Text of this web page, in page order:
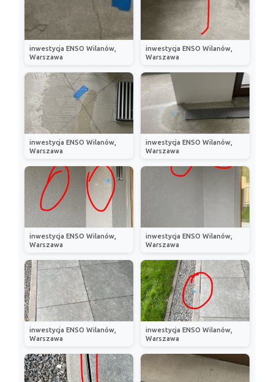
inwestycja ENSO Wilanów,
Warszawa
inwestycja ENSO Wilanów,
Warszawa
inwestycja ENSO Wilanów,
Warszawa
inwestycja ENSO Wilanów,
Warszawa
inwestycja ENSO Wilanów,
Warszawa
inwestycja ENSO Wilanów,
Warszawa
inwestycja ENSO Wilanów,
Warszawa
inwestycja ENSO Wilanów,
Warszawa